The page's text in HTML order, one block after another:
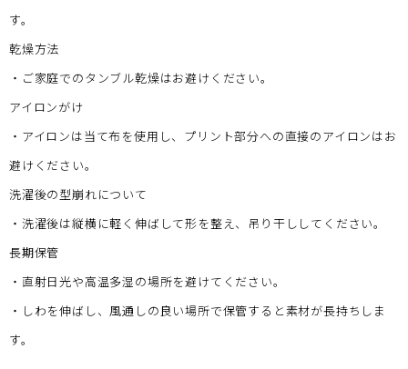
す。
乾燥方法
・ご家庭でのタンブル乾燥はお避けください。
アイロンがけ
・アイロンは当て布を使用し、プリント部分への直接のアイロンはお
避けください。
洗濯後の型崩れについて
・洗濯後は縦横に軽く伸ばして形を整え、吊り干ししてください。
長期保管
・直射日光や高温多湿の場所を避けてください。
・しわを伸ばし、風通しの良い場所で保管すると素材が長持ちしま
す。